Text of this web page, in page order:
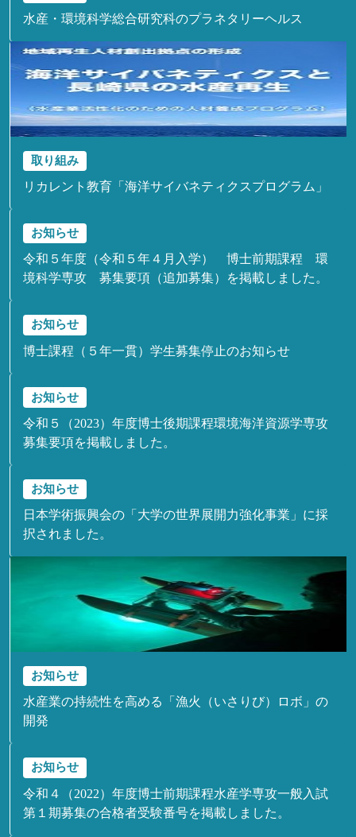
水産・環境科学総合研究科のプラネタリーヘルス
取り組み
リカレント教育「海洋サイバネティクスプログラム」
お知らせ
令和５年度（令和５年４月入学） 博士前期課程 環
境科学専攻 募集要項（追加募集）を掲載しました。
お知らせ
博士課程（５年一貫）学生募集停止のお知らせ
お知らせ
令和５（2023）年度博士後期課程環境海洋資源学専攻
募集要項を掲載しました。
お知らせ
日本学術振興会の「大学の世界展開力強化事業」に採
択されました。
お知らせ
水産業の持続性を高める「漁火（いさりび）ロボ」の
開発
お知らせ
令和４（2022）年度博士前期課程水産学専攻一般入試
第１期募集の合格者受験番号を掲載しました。